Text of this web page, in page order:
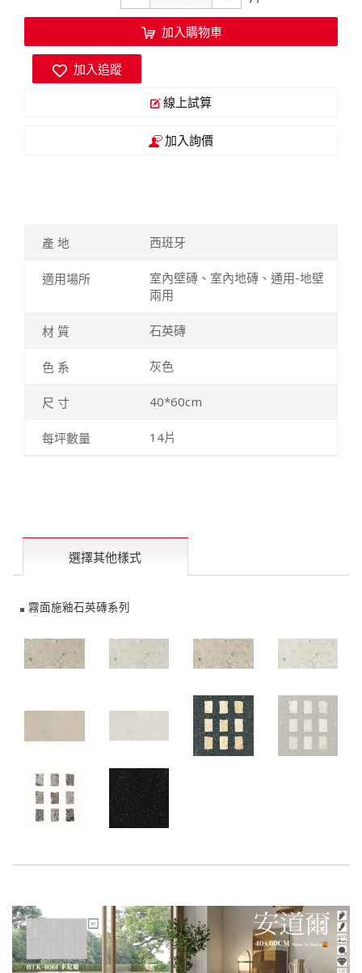
加入購物車
加入追蹤
線上試算
加入詢價
西班牙
室內壁磚、室內地磚、通用-地壁
兩用
石英磚
灰色
40*60cm
14片
選擇其他樣式
霧面施釉石英磚系列